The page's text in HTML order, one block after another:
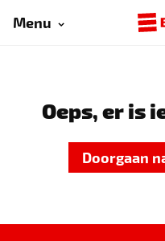
Menu
Oeps, er is
Doorgaan